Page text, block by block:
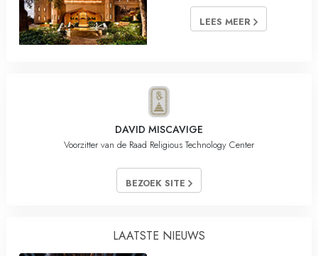
LEES MEER
DAVID MISCAVIGE
Voorzitter van de Raad Religious Technology Center
BEZOEK SITE
LAATSTE NIEUWS